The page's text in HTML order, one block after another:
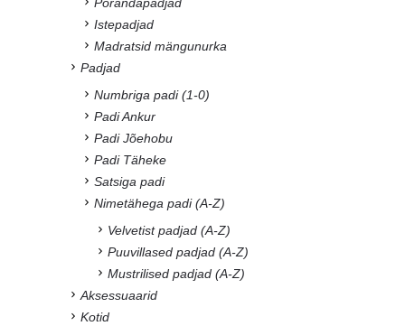
Istepadjad
Madratsid mängunurka
Padjad
Numbriga padi (1-0)
Padi Ankur
Padi Jõehobu
Padi Täheke
Satsiga padi
Nimetähega padi (A-Z)
Velvetist padjad (A-Z)
Puuvillased padjad (A-Z)
Mustrilised padjad (A-Z)
Aksessuaarid
Kotid